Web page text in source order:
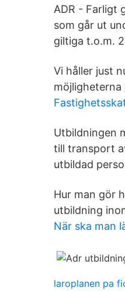
ADR - Farligt
som går ut
giltiga t.o.m.
Vi håller just
Utbildningen
till transport
utbildad
Hur man gör
utbildning
När ska man
laroplanen pa